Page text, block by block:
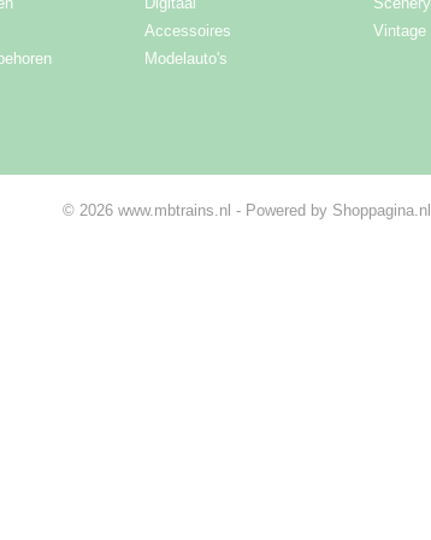
Accessoires
Modelauto's
Vintage
© 2026 www.mbtrains.nl - Powered by Shoppagina.nl